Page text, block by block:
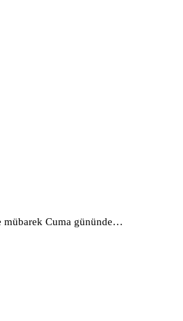
mübarek Cuma gününde…